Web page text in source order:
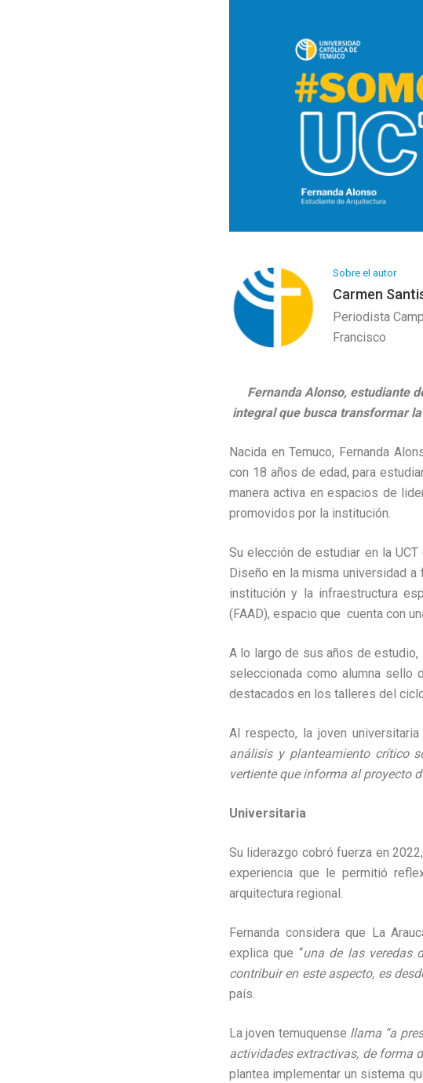
Sobre el autor
Carmen
Periodista
Francisco
Fernanda Alonso, estudiante
integral que busca transformar
Nacida en Temuco, Fernanda
con 18 años de edad, para
manera activa en espacios de
promovidos por la institución.
Su elección de estudiar en la
Diseño en la misma universidad
institución y la infraestructura
(FAAD), espacio que cuenta con
A lo largo de sus años de
seleccionada como alumna sello
destacados en los talleres del
Al respecto, la joven
análisis y planteamiento crítico
vertiente que informa al proyecto
Universitaria
Su liderazgo cobró fuerza en
experiencia que le permitió
arquitectura regional.
Fernanda considera que La
explica que “una de las veredas
contribuir en este aspecto, es
país.
La joven temuquense llama “a
actividades extractivas, de forma
plantea implementar un sistema